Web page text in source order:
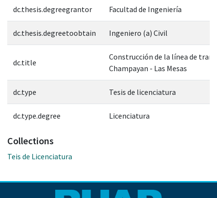
dc.thesis.degreegrantor Facultad de Ingeniería
dc.thesis.degreetoobtain Ingeniero (a) Civil
dc.title
Construcción de la línea de
Champayan - Las Mesas
dc.type Tesis de licenciatura
dc.type.degree Licenciatura
Collections
Teis de Licenciatura